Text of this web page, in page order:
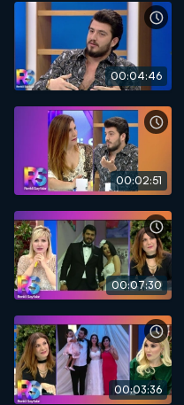
00:04:46
00:02:51
00:07:30
00:03:36